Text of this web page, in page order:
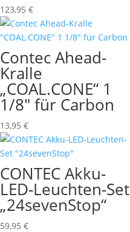
123,95€
Contec Ahead-
Kralle
„COAL.CONE“ 1
1/8″ für Carbon
13,95€
CONTEC Akku-
LED-Leuchten-Set
„24sevenStop“
59,95€